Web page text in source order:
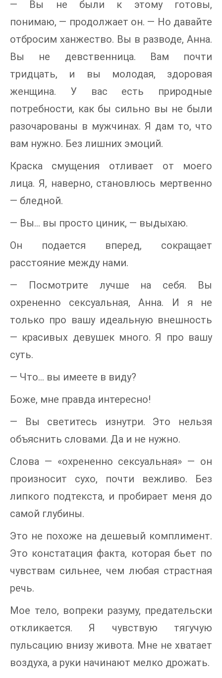
— Вы не были к этому готовы,
понимаю, — продолжает он. — Но давайте
отбросим ханжество. Вы в разводе, Анна.
Вы не девственница. Вам почти
тридцать, и вы молодая, здоровая
женщина. У вас есть природные
потребности, как бы сильно вы не были
разочарованы в мужчинах. Я дам то, что
вам нужно. Без лишних эмоций.
Краска смущения отливает от моего
лица. Я, наверно, становлюсь мертвенно
— бледной.
— Вы... вы просто циник, — выдыхаю.
Он подается вперед, сокращает
расстояние между нами.
— Посмотрите лучше на себя. Вы
охрененно сексуальная, Анна. И я не
только про вашу идеальную внешность
— красивых девушек много. Я про вашу
суть.
— Что… вы имеете в виду?
Боже, мне правда интересно!
— Вы светитесь изнутри. Это нельзя
объяснить словами. Да и не нужно.
Слова — «охрененно сексуальная» — он
произносит сухо, почти вежливо. Без
липкого подтекста, и пробирает меня до
самой глубины.
Это не похоже на дешевый комплимент.
Это констатация факта, которая бьет по
чувствам сильнее, чем любая страстная
речь.
Мое тело, вопреки разуму, предательски
откликается. Я чувствую тягучую
пульсацию внизу живота. Мне не хватает
воздуха, а руки начинают мелко дрожать.